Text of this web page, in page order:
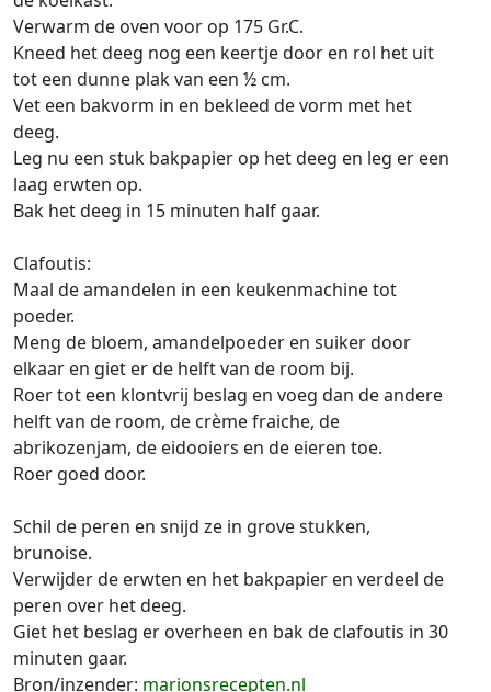
Verwarm de oven voor op 175 Gr.C.
Kneed het deeg nog een keertje door en rol het uit
tot een dunne plak van een ½ cm.
Vet een bakvorm in en bekleed de vorm met het
deeg.
Leg nu een stuk bakpapier op het deeg en leg er een
laag erwten op.
Bak het deeg in 15 minuten half gaar.
Clafoutis:
Maal de amandelen in een keukenmachine tot
poeder.
Meng de bloem, amandelpoeder en suiker door
elkaar en giet er de helft van de room bij.
Roer tot een klontvrij beslag en voeg dan de andere
helft van de room, de crème fraiche, de
abrikozenjam, de eidooiers en de eieren toe.
Roer goed door.
Schil de peren en snijd ze in grove stukken,
brunoise.
Verwijder de erwten en het bakpapier en verdeel de
peren over het deeg.
Giet het beslag er overheen en bak de clafoutis in 30
minuten gaar.
Bron/inzender: marionsrecepten.nl